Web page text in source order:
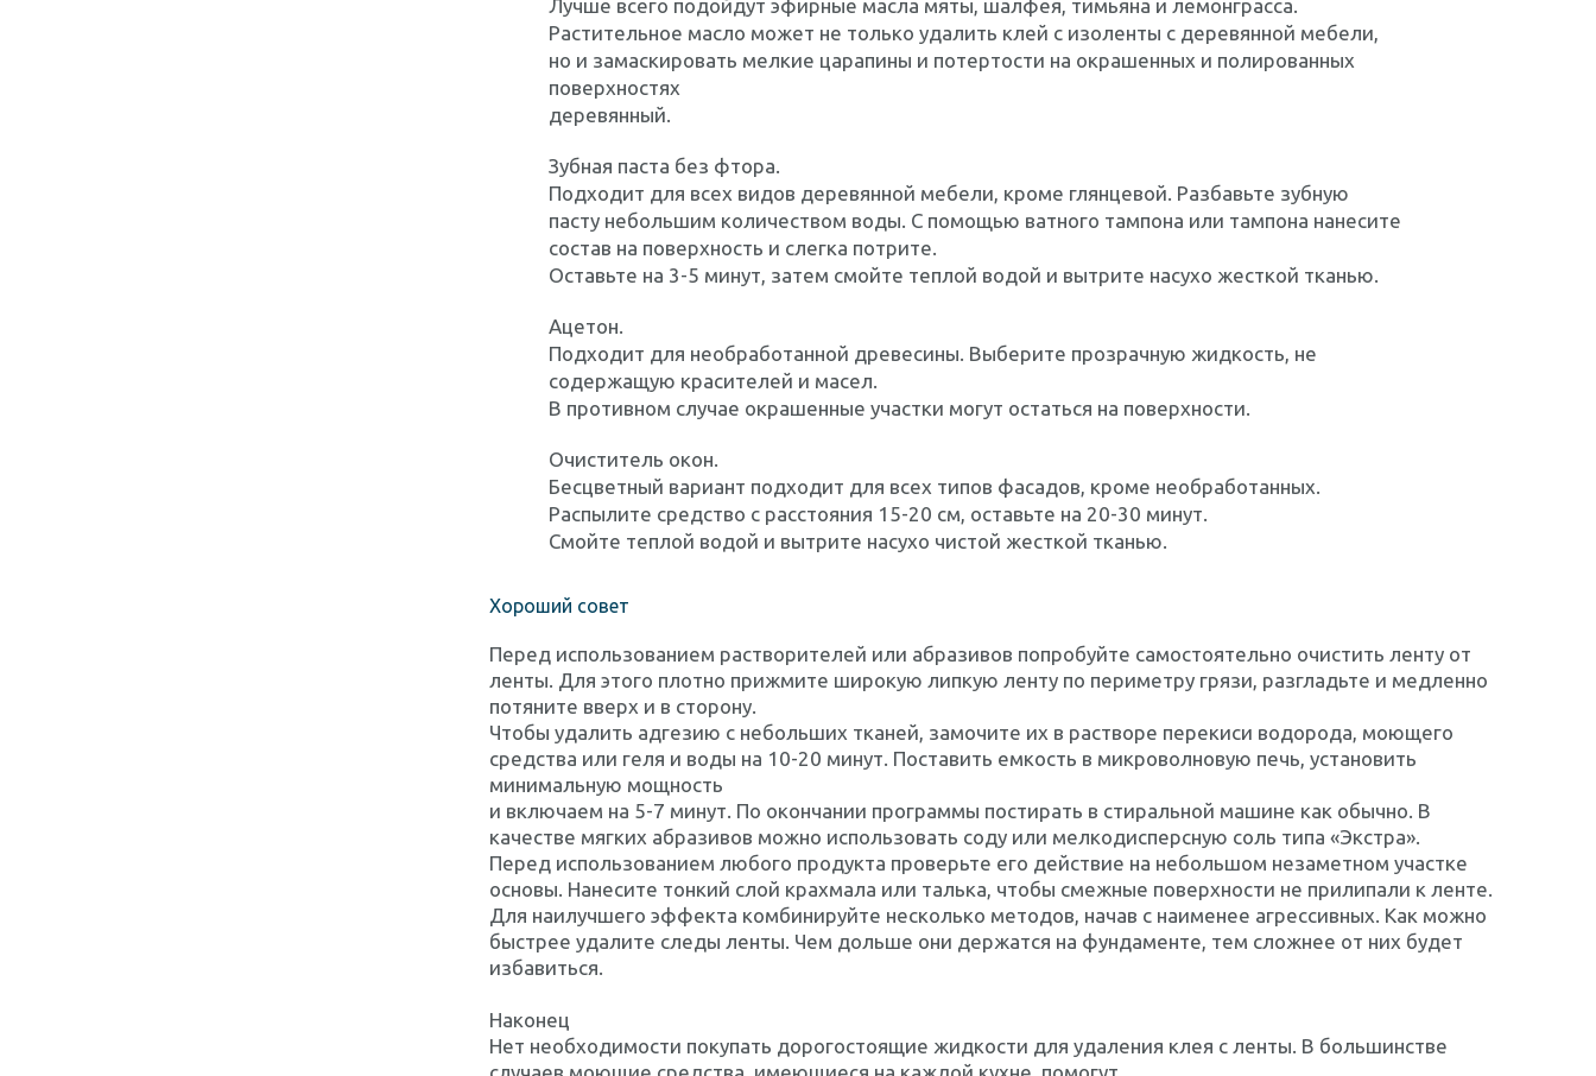
Лучше всего подойдут эфирные масла мяты, шалфея, тимьяна и лемонграсса.
Растительное масло может не только удалить клей с изоленты с деревянной мебели,
но и замаскировать мелкие царапины и потертости на окрашенных и полированных
поверхностях
деревянный.
Зубная паста без фтора.
Подходит для всех видов деревянной мебели, кроме глянцевой. Разбавьте зубную
пасту небольшим количеством воды. С помощью ватного тампона или тампона нанесите
состав на поверхность и слегка потрите.
Оставьте на 3-5 минут, затем смойте теплой водой и вытрите насухо жесткой тканью.
Ацетон.
Подходит для необработанной древесины. Выберите прозрачную жидкость, не
содержащую красителей и масел.
В противном случае окрашенные участки могут остаться на поверхности.
Очиститель окон.
Бесцветный вариант подходит для всех типов фасадов, кроме необработанных.
Распылите средство с расстояния 15-20 см, оставьте на 20-30 минут.
Смойте теплой водой и вытрите насухо чистой жесткой тканью.
Хороший совет
Перед использованием растворителей или абразивов попробуйте самостоятельно очистить ленту от
ленты. Для этого плотно прижмите широкую липкую ленту по периметру грязи, разгладьте и медленно
потяните вверх и в сторону.
Чтобы удалить адгезию с небольших тканей, замочите их в растворе перекиси водорода, моющего
средства или геля и воды на 10-20 минут. Поставить емкость в микроволновую печь, установить
минимальную мощность
и включаем на 5-7 минут. По окончании программы постирать в стиральной машине как обычно. В
качестве мягких абразивов можно использовать соду или мелкодисперсную соль типа «Экстра».
Перед использованием любого продукта проверьте его действие на небольшом незаметном участке
основы. Нанесите тонкий слой крахмала или талька, чтобы смежные поверхности не прилипали к ленте.
Для наилучшего эффекта комбинируйте несколько методов, начав с наименее агрессивных. Как можно
быстрее удалите следы ленты. Чем дольше они держатся на фундаменте, тем сложнее от них будет
избавиться.
Наконец
Нет необходимости покупать дорогостоящие жидкости для удаления клея с ленты. В большинстве